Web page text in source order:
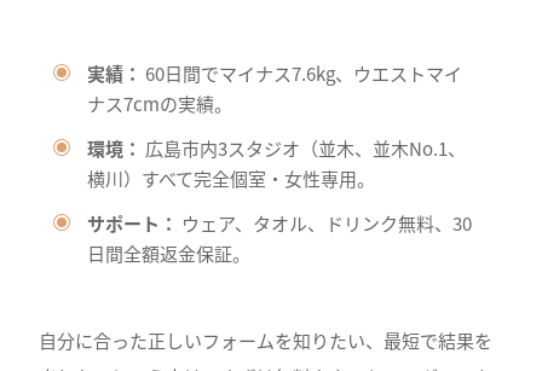
実績： 60日間でマイナス7.6kg、ウエストマイ
ナス7cmの実績。
環境： 広島市内3スタジオ（並木、並木No.1、
横川）すべて完全個室・女性専用。
サポート： ウェア、タオル、ドリンク無料、30
日間全額返金保証。
自分に合った正しいフォームを知りたい、最短で結果を